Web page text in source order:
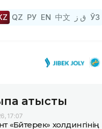
QZ РУ EN 中文 ق ز ЎЗ
қатысты
17:07
«Бәйтерек» холдингінің